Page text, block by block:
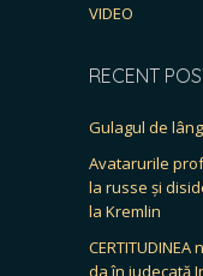
VIDEO
RECENT
Gulagul de
Avatarurile
la russe și
la Kremlin
da în judecată